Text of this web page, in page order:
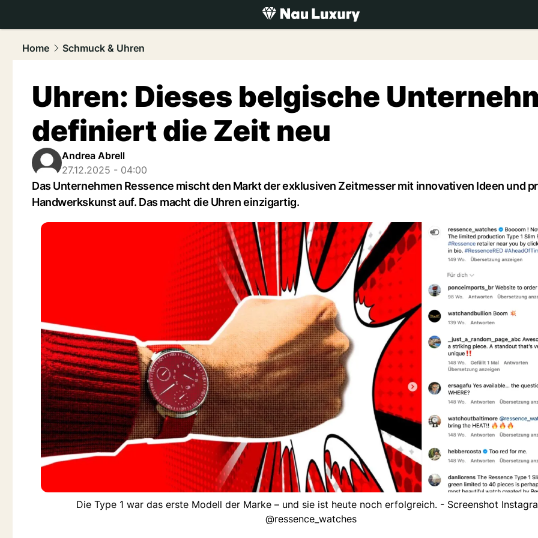
luxury.NAU.ch
Home
Schmuck & Uhren
Uhren: Dieses belgische
definiert die Zeit neu
Andrea Abrell
27.12.2025 - 04:00
Das Unternehmen Ressence mischt den Markt der exklusiven Zeitmesser mit innovativen Ideen und
Handwerkskunst auf. Das macht die Uhren einzigartig.
Die Type 1 war das erste Modell der Marke – und sie ist heute noch erfolgreich. - Screenshot
@ressence_watches